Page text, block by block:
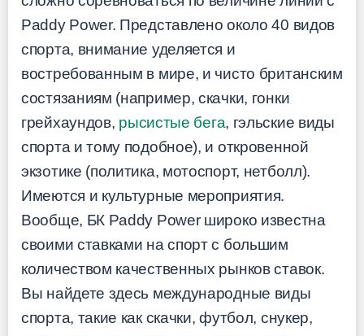
Paddy Power. Представлено около 40 видов
спорта, внимание уделяется и
востребованным в мире, и чисто британским
состязаниям (например, скачки, гонки
грейхаундов, рысистые бега, гэльские виды
спорта и тому подобное), и откровенной
экзотике (политика, мотоспорт, нетболл).
Имеются и культурные мероприятия.
Вообще, БК Paddy Power широко известна
своими ставками на спорт с большим
количеством качественных рынков ставок.
Вы найдете здесь международные виды
спорта, такие как скачки, футбол, снукер,